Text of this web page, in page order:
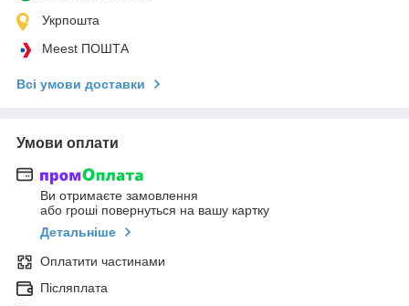
Укрпошта
Meest ПОШТА
Всі умови доставки
Умови оплати
Ви отримаєте замовлення
або гроші повернуться на вашу картку
Детальніше
Оплатити частинами
Післяплата